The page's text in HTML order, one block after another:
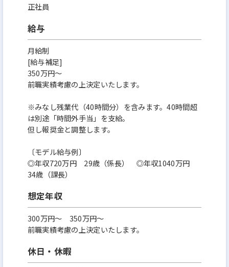
正社員
給与
月給制
[給与補足]
350万円～
前職実績考慮の上決定いたします。
※みなし残業代（40時間分）を含みます。40時間超
は別途「時間外手当」を支給。
但し報奨金と調整します。
〔モデル給与例〕
◎年収720万円 29歳（係長） ◎年収1040万円
34歳（課長）
想定年収
300万円〜 350万円～
前職実績考慮の上決定いたします。
休日・休暇